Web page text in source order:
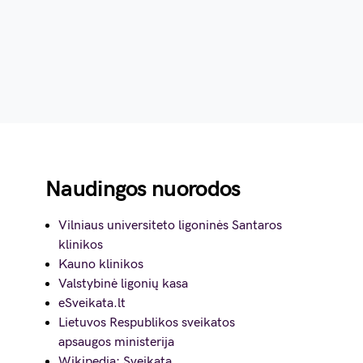
Naudingos nuorodos
Vilniaus universiteto ligoninės Santaros
klinikos
Kauno klinikos
Valstybinė ligonių kasa
eSveikata.lt
Lietuvos Respublikos sveikatos
apsaugos ministerija